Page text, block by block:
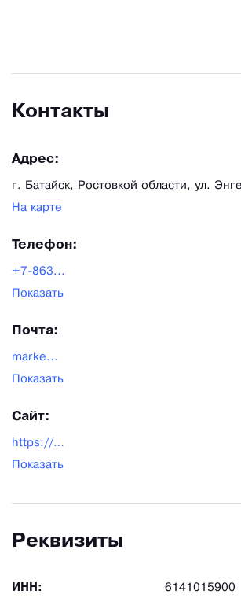
участие в российских и
клиенту.
Контакты
Адрес:
г. Батайск, Ростовкой области, ул.
На карте
Телефон:
+7-863...
Показать
Почта:
marke...
Показать
Сайт:
https://www.doncan.ru/
Показать
Реквизиты
ИНН: 6141015900